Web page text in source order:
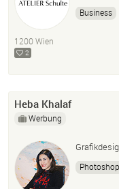
Business
1200 Wien
2
Heba Khalaf
Werbung
Photoshop